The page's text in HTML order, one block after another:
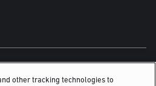
other tracking technologies to